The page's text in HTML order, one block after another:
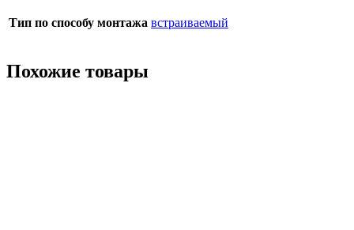
Тип по способу монтажа встраиваемый
Похожие товары